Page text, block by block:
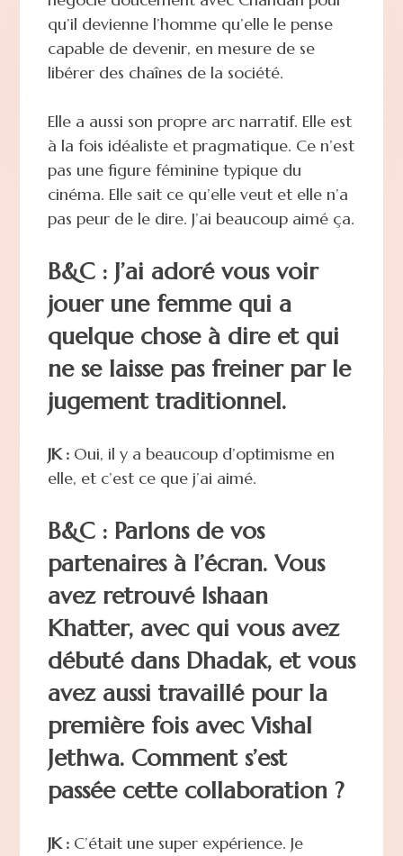
qu’il devienne l’homme qu’elle le pense
capable de devenir, en mesure de se
libérer des chaînes de la société.
Elle a aussi son propre arc narratif. Elle est
à la fois idéaliste et pragmatique. Ce n’est
pas une figure féminine typique du
cinéma. Elle sait ce qu’elle veut et elle n’a
pas peur de le dire. J’ai beaucoup aimé ça.
B&C : J’ai adoré vous voir
jouer une femme qui a
quelque chose à dire et qui
ne se laisse pas freiner par le
jugement traditionnel.
JK :Oui, il y a beaucoup d’optimisme en
elle, et c’est ce que j’ai aimé.
B&C : Parlons de vos
partenaires à l’écran. Vous
avez retrouvé Ishaan
Khatter, avec qui vous avez
débuté dans Dhadak, et vous
avez aussi travaillé pour la
première fois avec Vishal
Jethwa. Comment s’est
passée cette collaboration ?
JK :C’était une super expérience. Je